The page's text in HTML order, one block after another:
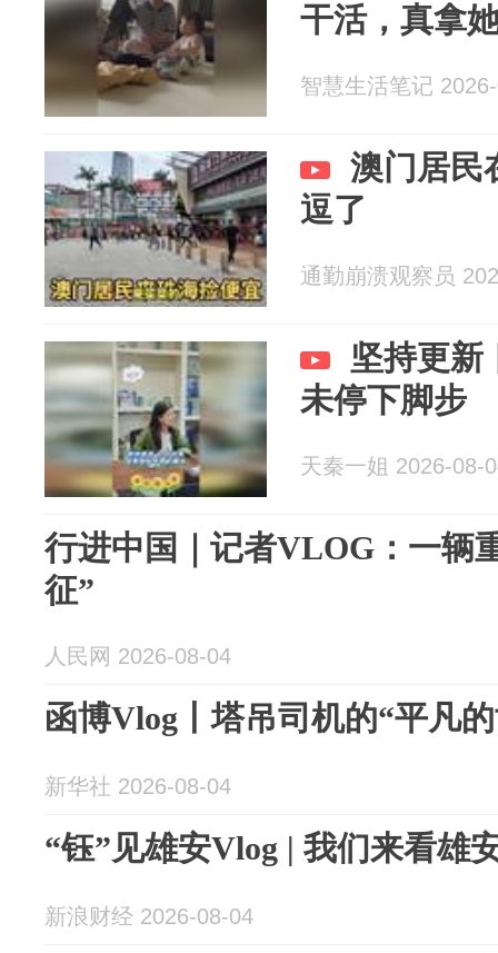
干活，真拿
智慧生活笔记
澳门居民
逗了
通勤崩溃观察员
坚持更新
未停下脚步
天秦一姐 2026-08-
行进中国｜记者VLOG：一辆
征”
人民网 2026-08-04
函博Vlog丨塔吊司机的“平凡
新华社 2026-08-04
“钰”见雄安Vlog | 我们来看雄
新浪财经 2026-08-04